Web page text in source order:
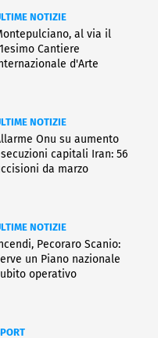
NOTIZIE
al via il
Cantiere
d'Arte
NOTIZIE
Onu su aumento
capitali Iran: 56
da marzo
NOTIZIE
Pecoraro Scanio:
un Piano nazionale
operativo